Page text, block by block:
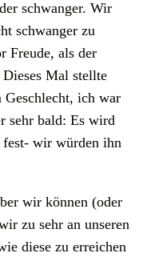
schwanger. Wir
schwanger zu
Freude, als der
Mal stellte
Geschlecht, ich war
sehr bald: Es wird
fest- wir würden ihn
wir können (oder
zu sehr an unseren
diese zu erreichen